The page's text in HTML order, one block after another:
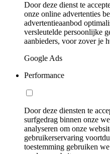
Door deze dienst te
onze online advertenties
advertentieaanbod
versleutelde persoonlijke
aanbieders, voor zover je
Google Ads
Performance
Door deze diensten te
surfgedrag binnen onze
analyseren om onze
gebruikerservaring
toestemming gebruiken